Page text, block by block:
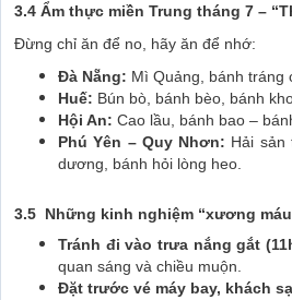
3.4 Ẩm thực miền Trung tháng 7 –
Đừng chỉ ăn để no, hãy ăn để nhớ:
Đà Nẵng: Mì Quảng, bánh tráng
Huế: Bún bò, bánh bèo, bánh
Hội An: Cao lầu, bánh bao –
Phú Yên – Quy Nhơn: Hải sản
dương, bánh hỏi lòng heo.
3.5 Những kinh nghiệm “xương
Tránh đi vào trưa nắng gắt
quan sáng và chiều muộn.
Đặt trước vé máy bay, khách